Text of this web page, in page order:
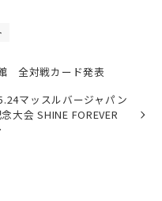
全対戦カード発表
マッスルバージャパン
会 SHINE FOREVER